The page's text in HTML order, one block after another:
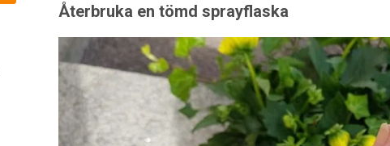
Återbruka en tömd sprayflaska